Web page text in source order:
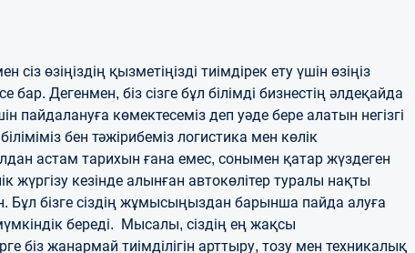
сіз өзіңіздің қызметіңізді тиімдірек ету үшін өзіңіз
бар. Дегенмен, біз сізге бұл білімді бизнестің әлдеқайда
пайдалануға көмектесеміз деп уәде бере алатын негізгі
бен тәжірибеміз логистика мен көлік
астам тарихын ғана емес, сонымен қатар жүздеген
жүргізу кезінде алынған автокөлітер туралы нақты
Бұл бізге сіздің жұмысыңыздан барынша пайда алуға
береді. Мысалы, сіздің ең жақсы
біз жанармай тиімділігін арттыру, тозу мен техникалық